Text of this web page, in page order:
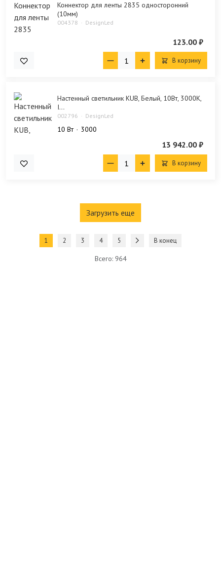
Коннектор для ленты 2835 односторонний
(10мм)
004378 DesignLed
123.00 ₽
В корзину
Настенный светильник KUB, Белый, 10Вт, 3000K,
I...
002796 DesignLed
10 Bт 3000
13 942.00 ₽
В корзину
Загрузить еще
1 2 3 4 5 В конец
Всего: 964